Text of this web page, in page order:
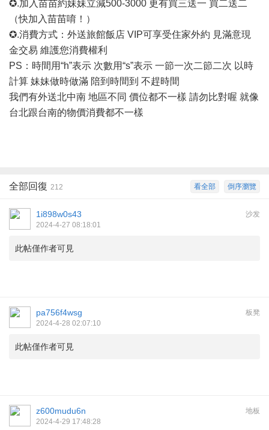
✪.加入苗苗約妹妹立減500-3000 更有買三送一 買二送二
（快加入苗苗唷！）
✪.消費方式：外送旅館飯店 VIP可享受住家外約 見滿意現
金交易 維護您消費權利
PS：時間用“h”表示 次數用“s”表示 一節一次二節二次 以時
計算 妹妹做時做滿 陪到時間到 不趕時間
我們有外送北中南 地區不同 價位都不一樣 請勿比對喔 就像
台北跟台南的物價消費都不一樣
倒序瀏覽
看全部
全部回復 212
沙发
1i898w0s43
2024-4-27 08:18:01
此帖僅作者可見
板凳
pa756f4wsg
2024-4-28 02:07:10
此帖僅作者可見
地板
z600mudu6n
2024-4-29 17:48:28